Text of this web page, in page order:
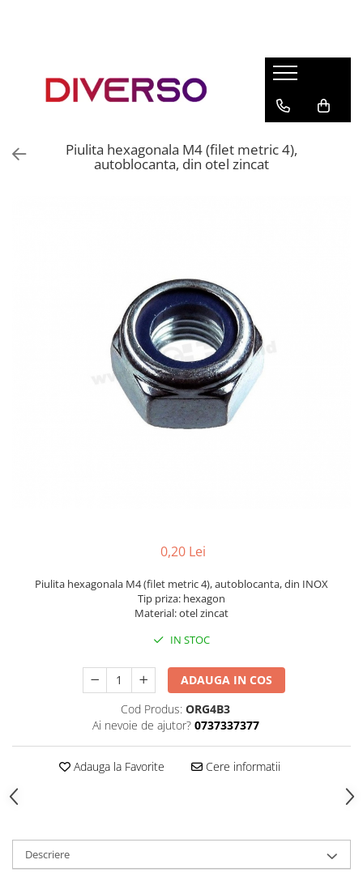
ASA
Piulita hexagonala M4 (filet metric 4),
autoblocanta, din otel zincat
0,20 Lei
Piulita hexagonala M4 (filet metric 4), autoblocanta, din INOX
Tip priza: hexagon
Material: otel zincat
IN STOC
ADAUGA IN COS
Cod Produs: ORG4B3
Ai nevoie de ajutor? 0737337377
Adauga la Favorite Cere informatii
Descriere